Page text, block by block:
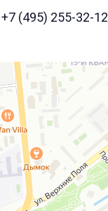
+7 (495) 255-32-12